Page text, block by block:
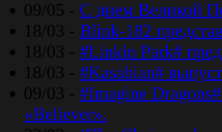
09/05 - С днем Великой
18/03 - Blink-182
18/03 - #Linkin Park#
18/03 - #Kasabian#
09/03 - #Imagine
«Believer».